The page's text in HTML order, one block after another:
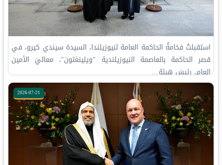
استقبلتْ فخامةُ الحاكمة العامة لنيوزيلندا، السيدة سيندي كيرو، في
قصر الحاكمة بالعاصمة النيوزيلندية "ويلينغتون"، معاليَ الأمين
العام، رئيسَ هيئة…
2026-07-21